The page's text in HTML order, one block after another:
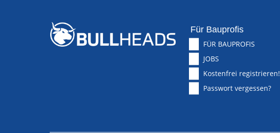
Für Bauprofis
FÜR BAUPROFIS
JOBS
Kostenfrei registrieren!
Passwort vergessen?